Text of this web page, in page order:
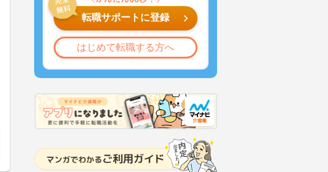
転職サポートに登録
はじめて転職する方へ